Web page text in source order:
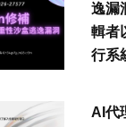
逸漏
輯者
行系
AI代